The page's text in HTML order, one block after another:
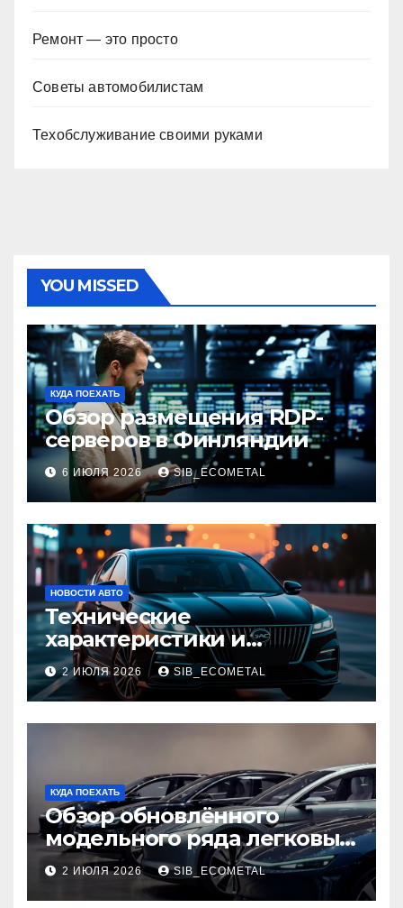
Ремонт — это просто
Советы автомобилистам
Техобслуживание своими руками
YOU MISSED
КУДА ПОЕХАТЬ
Обзор размещения RDP-
серверов в Финляндии
6 ИЮЛЯ 2026 SIB_ECOMETAL
НОВОСТИ АВТО
Технические
характеристики и
доступные комплектации
GAC Empow
2 ИЮЛЯ 2026 SIB_ECOMETAL
КУДА ПОЕХАТЬ
Обзор обновлённого
модельного ряда легковых
автомобилей 2026 года
2 ИЮЛЯ 2026 SIB_ECOMETAL